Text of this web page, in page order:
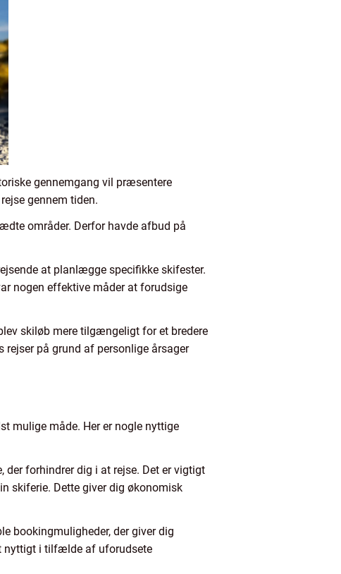
gennemgang vil præsentere
gennem tiden.
områder. Derfor havde afbud på
at planlægge specifikke skifester.
nogen effektive måder at forudsige
skiløb mere tilgængeligt for et bredere
rejser på grund af personlige årsager
mulige måde. Her er nogle nyttige
forhindrer dig i at rejse. Det er vigtigt
skiferie. Dette giver dig økonomisk
bookingmuligheder, der giver dig
nyttigt i tilfælde af uforudsete